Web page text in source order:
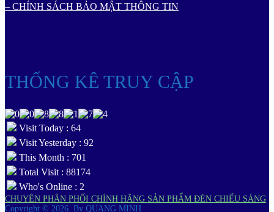
– CHÍNH SÁCH BẢO MẬT THÔNG TIN
THỐNG KÊ TRUY CẬP
Visit Today : 64
Visit Yesterday : 92
This Month : 701
Total Visit : 88174
Who's Online : 2
CHUYÊN PHÂN PHỐI CHÍNH HÃNG SẢN PHẨM ĐÈN CHIẾU SÁNG
Copyright © 2026. By QUANG MINH